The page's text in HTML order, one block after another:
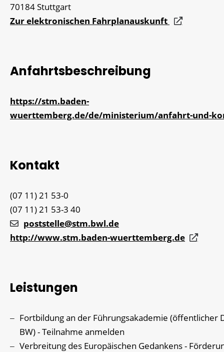
70184Stuttgart
Zur elektronischen Fahrplanauskunft
Anfahrtsbeschreibung
https://stm.baden-
wuerttemberg.de/de/ministerium/anfahrt-und-
Kontakt
(07 11) 21 53-0
(07 11) 21 53-3 40
poststelle@stm.bwl.de
http://www.stm.baden-wuerttemberg.de
Leistungen
Fortbildung an der Führungsakademie (öffentlicher
BW) - Teilnahme anmelden
Verbreitung des Europäischen Gedankens -